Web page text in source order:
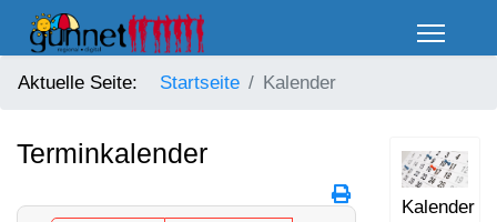
Aktuelle Seite: Startseite Kalender
Terminkalender
Kalender